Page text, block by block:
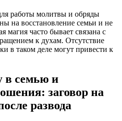
работы молитвы и обряды
на восстановление семьи и не
магия часто бывает связана с
к духам. Отсутствие
в таком деле могут привести к
в семью и
заговор на
развода